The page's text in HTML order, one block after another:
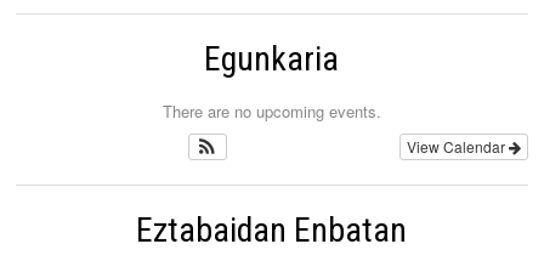
Egunkaria
There are no upcoming events.
View Calendar
Eztabaidan Enbatan